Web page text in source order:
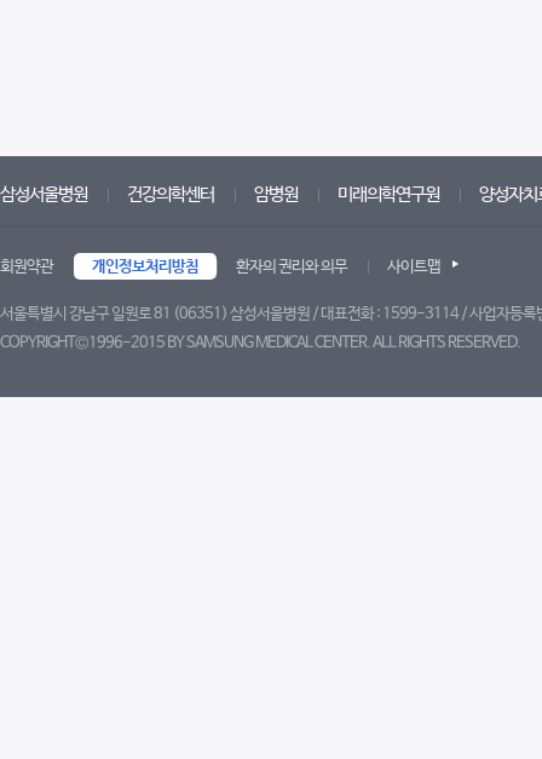
삼성서울병원 건강의학센터 암병원 미래의학연구원 양성자치
회원약관 개인정보처리방침 환자의 권리와 의무 사이트맵
서울특별시 강남구 일원로 81 (06351) 삼성서울병원 / 대표전화 : 1599-3114 / 사업자등
COPYRIGHT©1996-2015 BY SAMSUNG MEDICAL CENTER. ALL RIGHTS RESERVED.